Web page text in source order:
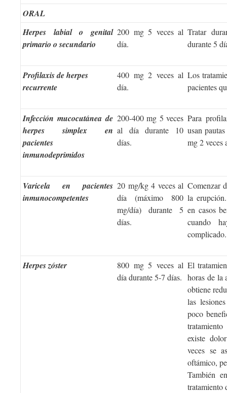
ORAL
Herpes labial o genital
primario o secundario
200 mg 5 veces al
día.
Tratar
durante 5
Profilaxis de herpes
recurrente
400 mg 2 veces al
día.
Los
pacientes
Infección mucocutánea de
herpes simplex en
pacientes
inmunodeprimidos
200-400 mg 5 veces
al día durante 10
días.
Para
usan
mg 2 veces
Varicela en pacientes
inmunocompetentes
20 mg/kg 4 veces al
día (máximo 800
mg/día) durante 5
días.
Comenzar
la
en casos
cuando
complicado.
Herpes zóster
800 mg 5 veces al
día durante 5-7 días.
El
horas de la
obtiene
las
poco
existe
veces se
oftámico,
También
tratamiento